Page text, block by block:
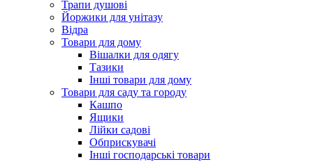
Трапи душові
Йоржики для унітазу
Відра
Товари для дому
Вішалки для одягу
Тазики
Інші товари для дому
Товари для саду та городу
Кашпо
Ящики
Лійки садові
Обприскувачі
Інші господарські товари